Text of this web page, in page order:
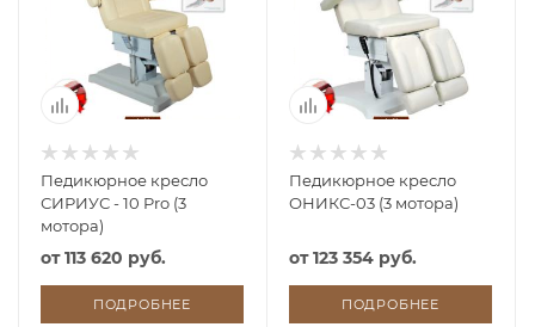
Педикюрное кресло
СИРИУС - 10 Pro (3
мотора)
от113 620 руб.
ПОДРОБНЕЕ
Педикюрное кресло
ОНИКС-03 (3 мотора)
от123 354 руб.
ПОДРОБНЕЕ